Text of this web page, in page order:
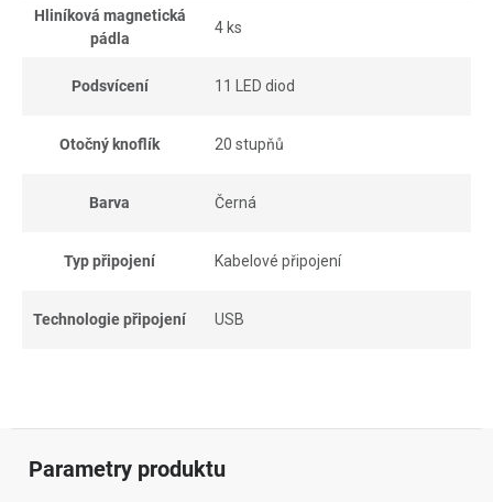
Hliníková magnetická
pádla
4 ks
Podsvícení 11 LED diod
Otočný knoflík 20 stupňů
Barva Černá
Typ připojení Kabelové připojení
Technologie připojení USB
Parametry produktu